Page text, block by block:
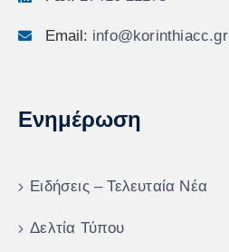
Email: info@korinthiacc.gr
Ενημέρωση
Ειδήσεις – Τελευταία Νέα
Δελτία Τύπου